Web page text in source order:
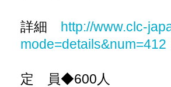
詳細 http://www.clc-
mode=details&num=412
定 員◆600人